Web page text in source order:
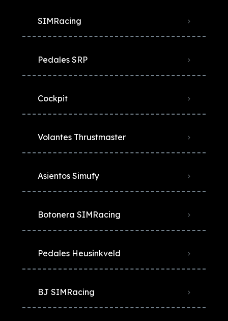
SIMRacing
Pedales SRP
Cockpit
Volantes Thrustmaster
Asientos Simufy
Botonera SIMRacing
Pedales Heusinkveld
BJ SIMRacing